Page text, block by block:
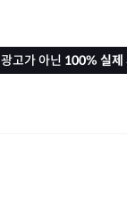
고가 아닌 100% 실제